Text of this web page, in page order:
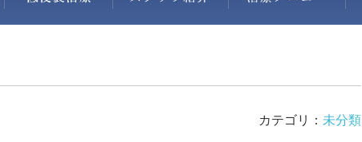
カテゴリ： 未分類